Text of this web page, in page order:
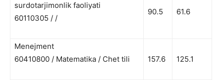
surdotarjimonlik faoliyati
60110305 / /
90.5 61.6
Menejment
60410800 / Matematika / Chet tili
157.6 125.1